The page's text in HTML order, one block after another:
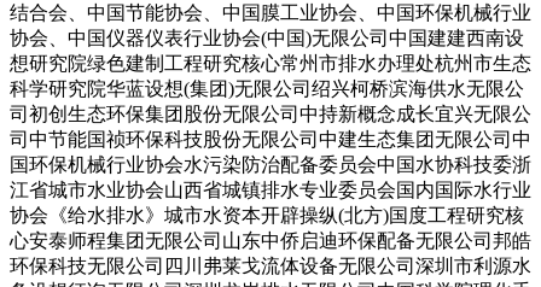
结合会、中国节能协会、中国膜工业协会、中国环保机械行业
协会、中国仪器仪表行业协会(中国)无限公司中国建建西南设
想研究院绿色建制工程研究核心常州市排水办理处杭州市生态
科学研究院华蓝设想(集团)无限公司绍兴柯桥滨海供水无限公
司初创生态环保集团股份无限公司中持新概念成长宜兴无限公
司中节能国祯环保科技股份无限公司中建生态集团无限公司中
国环保机械行业协会水污染防治配备委员会中国水协科技委浙
江省城市水业协会山西省城镇排水专业委员会国内国际水行业
协会《给水排水》城市水资本开辟操纵(北方)国度工程研究核
心安泰师程集团无限公司山东中侨启迪环保配备无限公司邦皓
环保科技无限公司四川弗莱戈流体设备无限公司深圳市利源水